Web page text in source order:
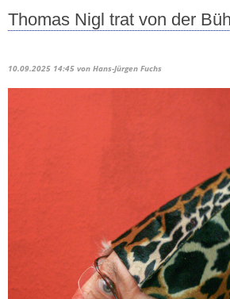
Thomas Nigl trat von der
10.09.2025 14:45 von Hans-Jürgen Fuchs